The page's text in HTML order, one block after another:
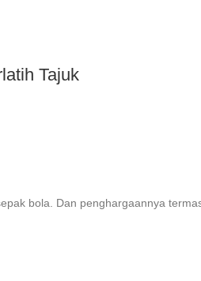
Tajuk
bola. Dan penghargaannya